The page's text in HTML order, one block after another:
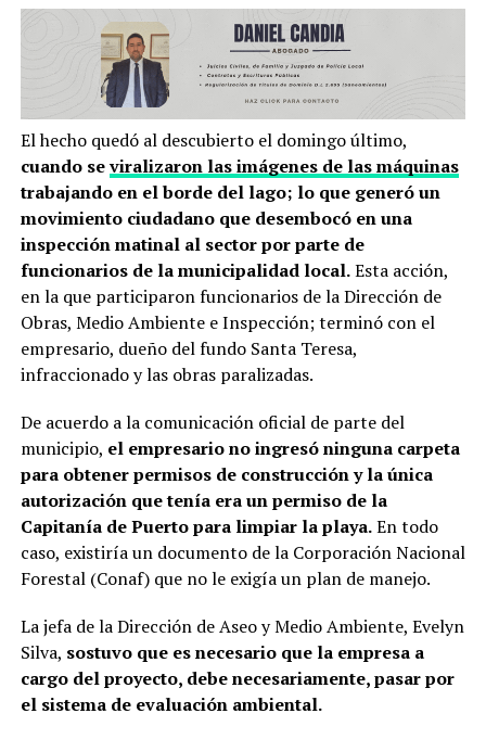
El hecho quedó al descubierto el domingo último,
cuando seviralizaron las imágenes de las máquinas
trabajando en el borde del lago; lo que generó un
movimiento ciudadano que desembocó en una
inspección matinal al sector por parte de
funcionarios de la municipalidad local.Esta acción,
en la que participaron funcionarios de la Dirección de
Obras, Medio Ambiente e Inspección; terminó con el
empresario, dueño del fundo Santa Teresa,
infraccionado y las obras paralizadas.
De acuerdo a la comunicación oficial de parte del
municipio, el empresario no ingresó ninguna carpeta
para obtener permisos de construcción y la única
autorización que tenía era un permiso de la
Capitanía de Puerto para limpiar la playa.En todo
caso, existiría un documento de la Corporación Nacional
Forestal (Conaf) que no le exigía un plan de manejo.
La jefa de la Dirección de Aseo y Medio Ambiente, Evelyn
Silva, sostuvo que es necesario que la empresa a
cargo del proyecto, debe necesariamente, pasar por
el sistema de evaluación ambiental.